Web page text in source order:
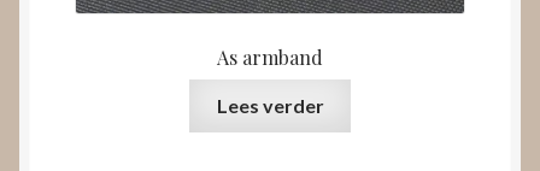
As armband
Lees verder